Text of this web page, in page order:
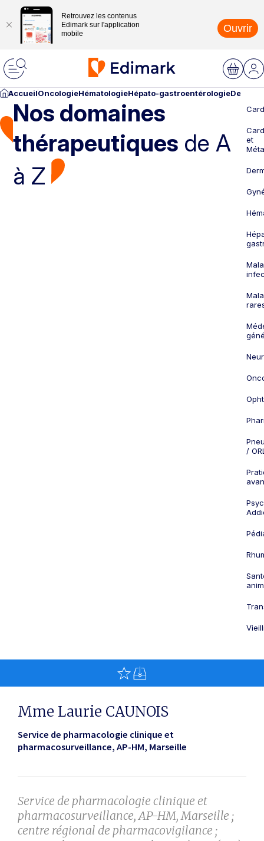
Retrouvez les contenus
Edimark sur l'application
mobile
Ouvrir
AccueilOncologieHématologieHépato-gastroentérologie
Nos domaines
thérapeutiques de A
à Z
et
/
Mme Laurie CAUNOIS
Service de pharmacologie clinique et
pharmacosurveillance, AP-HM Marseille
Service de pharmacologie clinique et
pharmacosurveillance, AP-HM, Marseille ;
centre régional de pharmacovigilance ;